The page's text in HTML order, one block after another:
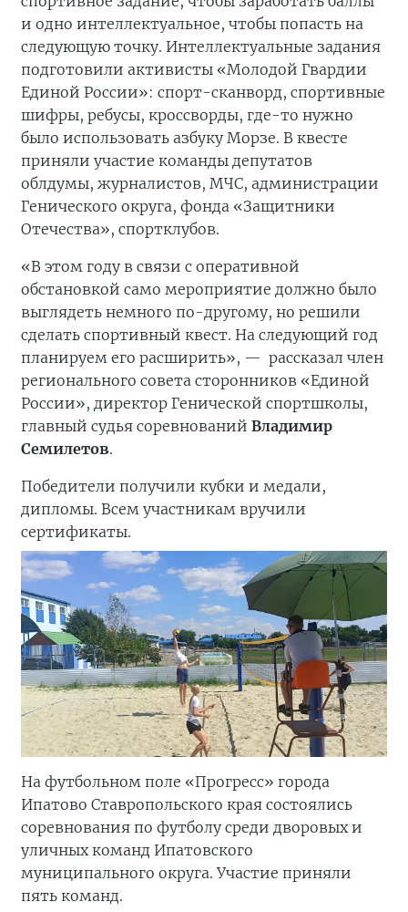
и одно интеллектуальное, чтобы попасть на
следующую точку. Интеллектуальные задания
подготовили активисты «Молодой Гвардии
Единой России»: спорт-сканворд, спортивные
шифры, ребусы, кроссворды, где-то нужно
было использовать азбуку Морзе. В квесте
приняли участие команды депутатов
облдумы, журналистов, МЧС, администрации
Генического округа, фонда «Защитники
Отечества», спортклубов.
«В этом году в связи с оперативной
обстановкой само мероприятие должно было
выглядеть немного по-другому, но решили
сделать спортивный квест. На следующий год
планируем его расширить», — рассказал член
регионального совета сторонников «Единой
России», директор Генической спортшколы,
главный судья соревнований Владимир
Семилетов.
Победители получили кубки и медали,
дипломы. Всем участникам вручили
сертификаты.
На футбольном поле «Прогресс» города
Ипатово Ставропольского края состоялись
соревнования по футболу среди дворовых и
уличных команд Ипатовского
муниципального округа. Участие приняли
пять команд.